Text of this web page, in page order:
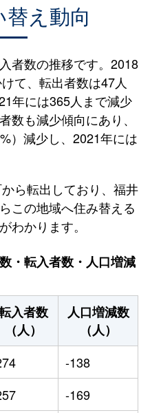
替え動向
者数の推移です。2018
て、転出者数は47人
年には365人まで減少
数も減少傾向にあり、
）減少し、2021年には
ら転出しており、福井
この地域へ住み替える
わかります。
・転入者数・人口増減
入者数
（人）
人口増減数
（人）
-138
-169